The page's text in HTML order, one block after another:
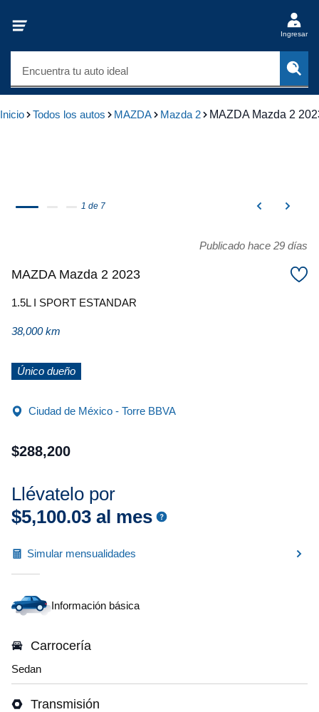
Ingresar
Encuentra tu auto ideal
Inicio Todos los autos MAZDA Mazda 2 MAZDA Mazda 2
1 de 7
Publicado hace 29 días
MAZDA Mazda 2 2023
1.5L I SPORT ESTANDAR
38,000 km
Único dueño
Ciudad de México - Torre BBVA
$288,200
Llévatelo por
$5,100.03 al mes
Simular mensualidades
Información básica
Carrocería
Sedan
Transmisión